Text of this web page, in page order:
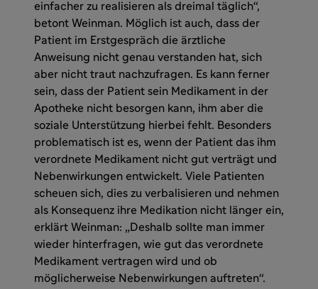
einfacher zu realisieren als dreimal täglich“,
betont Weinman. Möglich ist auch, dass der
Patient im Erstgespräch die ärztliche
Anweisung nicht genau verstanden hat, sich
aber nicht traut nachzufragen. Es kann ferner
sein, dass der Patient sein Medikament in der
Apotheke nicht besorgen kann, ihm aber die
soziale Unterstützung hierbei fehlt. Besonders
problematisch ist es, wenn der Patient das ihm
verordnete Medikament nicht gut verträgt und
Nebenwirkungen entwickelt. Viele Patienten
scheuen sich, dies zu verbalisieren und nehmen
als Konsequenz ihre Medikation nicht länger ein,
erklärt Weinman: „Deshalb sollte man immer
wieder hinterfragen, wie gut das verordnete
Medikament vertragen wird und ob
möglicherweise Nebenwirkungen auftreten“.